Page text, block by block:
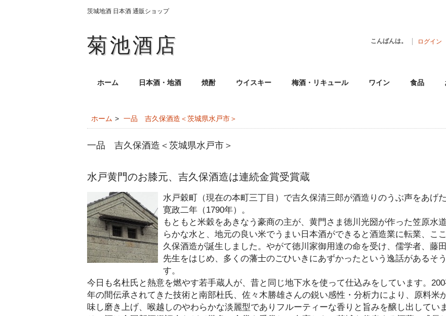
茨城地酒 日本酒 通販ショップ
菊池酒店 こんばんは。 ログイン
ホーム 日本酒・地酒 焼酎 ウイスキー 梅酒・リキュール ワイン 食品
ホーム 一品 吉久保酒造＜茨城県水戸市＞
一品 吉久保酒造＜茨城県水戸市＞
水戸黄門のお膝元、吉久保酒造は連続金賞受賞蔵
水戸穀町（現在の本町三丁目）で吉久保清三郎が酒造りのうぶ声をあげ
寛政二年（1790年）。
もともと米穀をあきなう豪商の主が、黄門さま徳川光圀が作った笠原水
らかな水と、地元の良い米でうまい日本酒ができると酒造業に転業、こ
久保酒造が誕生しました。やがて徳川家御用達の命を受け、儒学者、藤
先生をはじめ、多くの藩士のごひいきにあずかったという逸話があるそ
す。
今日も名杜氏と熱意を燃やす若手蔵人が、昔と同じ地下水を使って仕込みをしています。
年の間伝承されてきた技術と南部杜氏、佐々木勝雄さんの鋭い感性・分析力により、原料米
味し磨き上げ、喉越しのやわらかな淡麗型でありフルーティーな香りと旨みを醸し出していま